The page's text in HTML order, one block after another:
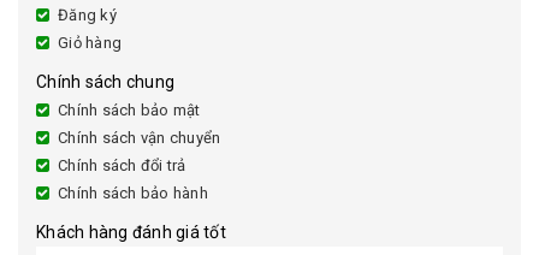
Đăng ký
Giỏ hàng
Chính sách chung
Chính sách bảo mật
Chính sách vận chuyển
Chính sách đổi trả
Chính sách bảo hành
Khách hàng đánh giá tốt